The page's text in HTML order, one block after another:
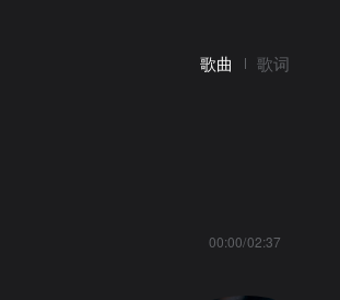
歌曲 歌词
00:00/02:37